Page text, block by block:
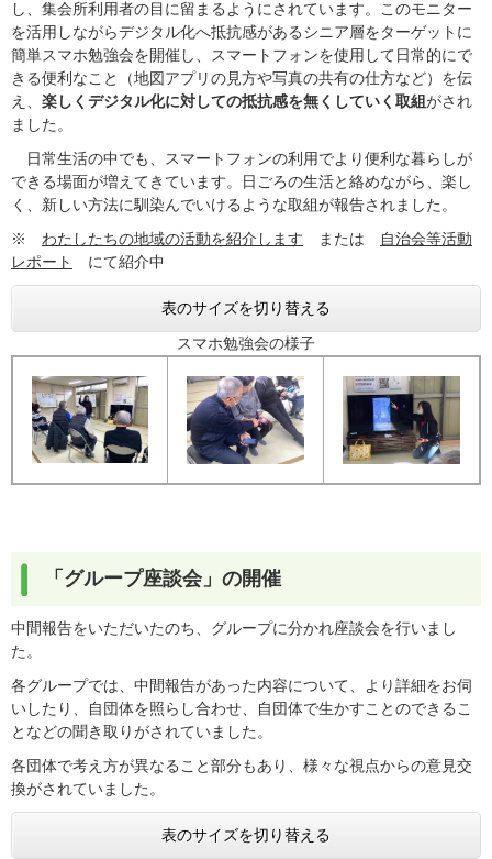
し、集会所利用者の目に留まるようにされています。このモニター
を活用しながらデジタル化へ抵抗感があるシニア層をターゲットに
簡単スマホ勉強会を開催し、スマートフォンを使用して日常的にで
きる便利なこと（地図アプリの見方や写真の共有の仕方など）を伝
え、 楽しくデジタル化に対しての抵抗感を無くしていく取組がされ
ました。
日常生活の中でも、スマートフォンの利用でより便利な暮らしが
できる場面が増えてきています。日ごろの生活と絡めながら、楽し
く、新しい方法に馴染んでいけるような取組が報告されました。
※ わたしたちの地域の活動を紹介します または
自治会等活動
レポート
にて紹介中
表のサイズを切り替える
スマホ勉強会の様子
「グループ座談会」の開催
中間報告をいただいたのち、グループに分かれ座談会を行いまし
た。
各グループでは、中間報告があった内容について、より詳細をお伺
いしたり、自団体を照らし合わせ、自団体で生かすことのできるこ
となどの聞き取りがされていました。
各団体で考え方が異なること部分もあり、様々な視点からの意見交
換がされていました。
表のサイズを切り替える